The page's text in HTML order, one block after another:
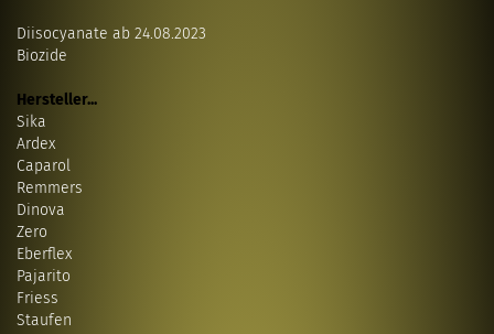
Diisocyanate ab 24.08.2023
Biozide
Hersteller...
Sika
Ardex
Caparol
Remmers
Dinova
Zero
Eberflex
Pajarito
Friess
Staufen